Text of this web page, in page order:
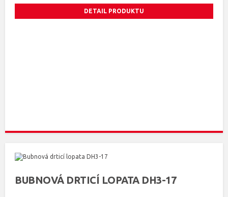
DETAIL PRODUKTU
BUBNOVÁ DRTICÍ LOPATA DH3-17